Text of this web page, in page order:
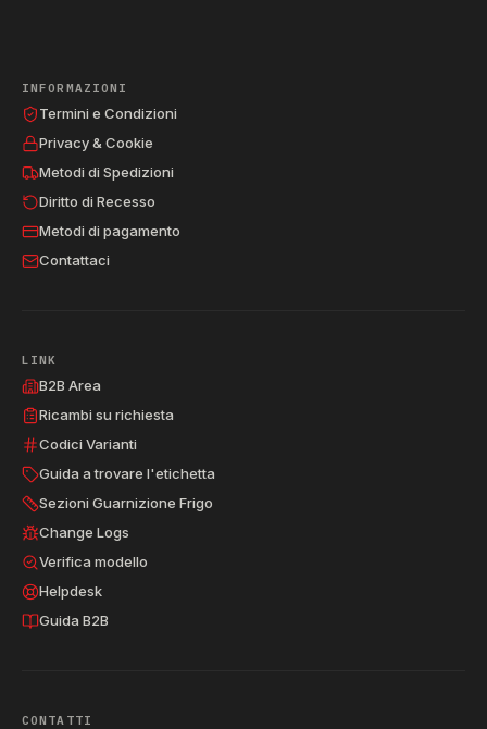
INFORMAZIONI
Termini e Condizioni
Privacy & Cookie
Metodi di Spedizioni
Diritto di Recesso
Metodi di pagamento
Contattaci
LINK
B2B Area
Ricambi su richiesta
Codici Varianti
Guida a trovare l'etichetta
Sezioni Guarnizione Frigo
Change Logs
Verifica modello
Helpdesk
Guida B2B
CONTATTI